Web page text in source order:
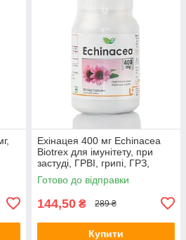
Ехінацея 400 мг Echinacea
Biotrex для імунітету, при
застуді, ГРВІ, грипі, ГРЗ,
імуностимулятор
Готово до відправки
144,50 ₴ 289 ₴
Купити